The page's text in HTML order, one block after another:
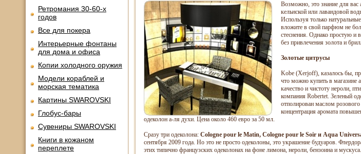
Ретромания 30-60-х
годов
Все для покера
Интерьерные фонтаны
для дома и офиса
Копии холодного оружия
Модели кораблей и
морская тематика
Картины SWAROVSKI
Глобус-бары
Сувениры SWAROVSKI
Книги в кожаном
переплете
Возможно, это знание для
кельнской или лавандовой
Используя только
вложите в свой парфюм не
стеснения. Однако простую и
без привлечения золота и
Золотые цитрусы
Kobe (Xerjoff), казалось бы,
что можно купить в магазине
качество и чистоту нероли,
компания Robertet. Зеленый
отполирован маслом
концентрация аромата
одеколон а-ля духи. Цена около 460 евро за 50 мл.
Сразу три одеколона: Cologne pour le Matin, Cologne pour le Soir и Aqua
сентября 2009 года. Но это не просто одеколоны, это украшение будуаров.
этих типично французских одеколонах на фоне лимона, нероли, бензоина и